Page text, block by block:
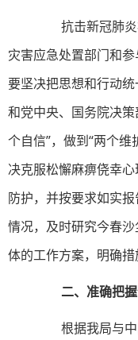
抗击新冠肺炎
灾害应急处置部门和
要坚决把思想和行动
和党中央、国务院决策
个自信”，做到“两个
决克服松懈麻痹侥幸
防护，并按要求如实
情况，及时研究今春
体的工作方案，明确措
二、准确把
根据我局与中